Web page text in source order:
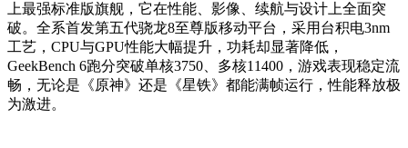
上最强标准版旗舰，它在性能、影像、续航与设计上全面突
破。全系首发第五代骁龙8至尊版移动平台，采用台积电3nm
工艺，CPU与GPU性能大幅提升，功耗却显著降低，
GeekBench 6跑分突破单核3750、多核11400，游戏表现稳定流
畅，无论是《原神》还是《星铁》都能满帧运行，性能释放极
为激进。